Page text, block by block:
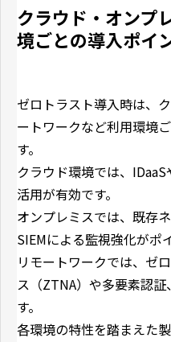
クラウド・オンプ
境ごとの導入ポイ
ゼロトラスト導入時は、
ートワークなど利用環境
す。
クラウド環境では、
活用が有効です。
オンプレミスでは、既存
SIEMによる監視強化がポ
リモートワークでは、ゼ
ス（ZTNA）や多要素認
す。
各環境の特性を踏まえた